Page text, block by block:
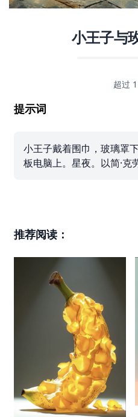
小王子与
超过
提示词
小王子戴着围巾，玻璃罩
板电脑上。星夜。以简·克
推荐阅读：